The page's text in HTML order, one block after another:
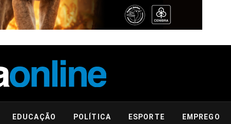
EDUCAÇÃO POLÍTICA ESPORTE EMPREGO